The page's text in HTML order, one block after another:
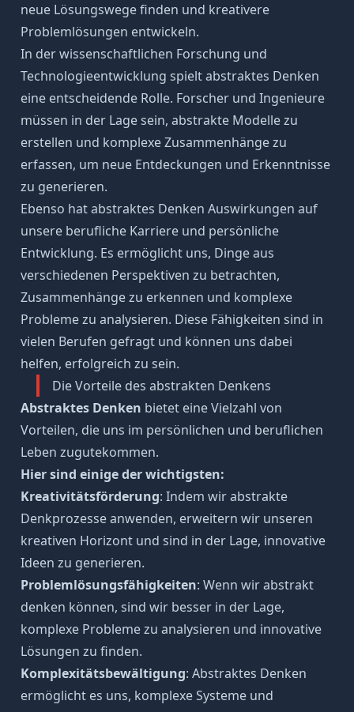
neue Lösungswege finden und kreativere
Problemlösungen entwickeln.
In der wissenschaftlichen Forschung und
Technologieentwicklung spielt abstraktes Denken
eine entscheidende Rolle. Forscher und Ingenieure
müssen in der Lage sein, abstrakte Modelle zu
erstellen und komplexe Zusammenhänge zu
erfassen, um neue Entdeckungen und Erkenntnisse
zu generieren.
Ebenso hat abstraktes Denken Auswirkungen auf
unsere berufliche Karriere und persönliche
Entwicklung. Es ermöglicht uns, Dinge aus
verschiedenen Perspektiven zu betrachten,
Zusammenhänge zu erkennen und komplexe
Probleme zu analysieren. Diese Fähigkeiten sind in
vielen Berufen gefragt und können uns dabei
helfen, erfolgreich zu sein.
Die Vorteile des abstrakten Denkens
Abstraktes Denken bietet eine Vielzahl von
Vorteilen, die uns im persönlichen und beruflichen
Leben zugutekommen.
Hier sind einige der wichtigsten:
Kreativitätsförderung: Indem wir abstrakte
Denkprozesse anwenden, erweitern wir unseren
kreativen Horizont und sind in der Lage, innovative
Ideen zu generieren.
Problemlösungsfähigkeiten: Wenn wir abstrakt
denken können, sind wir besser in der Lage,
komplexe Probleme zu analysieren und innovative
Lösungen zu finden.
Komplexitätsbewältigung: Abstraktes Denken
ermöglicht es uns, komplexe Systeme und